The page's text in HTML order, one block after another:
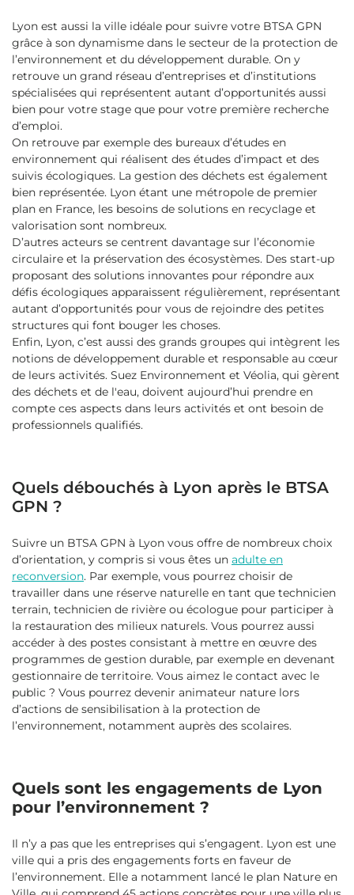
Lyon est aussi la ville idéale pour suivre votre BTSA GPN
grâce à son dynamisme dans le secteur de la protection de
l’environnement et du développement durable. On y
retrouve un grand réseau d’entreprises et d’institutions
spécialisées qui représentent autant d’opportunités aussi
bien pour votre stage que pour votre première recherche
d’emploi.
On retrouve par exemple des bureaux d’études en
environnement qui réalisent des études d’impact et des
suivis écologiques. La gestion des déchets est également
bien représentée. Lyon étant une métropole de premier
plan en France, les besoins de solutions en recyclage et
valorisation sont nombreux.
D’autres acteurs se centrent davantage sur l’économie
circulaire et la préservation des écosystèmes. Des start-up
proposant des solutions innovantes pour répondre aux
défis écologiques apparaissent régulièrement, représentant
autant d’opportunités pour vous de rejoindre des petites
structures qui font bouger les choses.
Enfin, Lyon, c’est aussi des grands groupes qui intègrent les
notions de développement durable et responsable au cœur
de leurs activités. Suez Environnement et Véolia, qui gèrent
des déchets et de l'eau, doivent aujourd’hui prendre en
compte ces aspects dans leurs activités et ont besoin de
professionnels qualifiés.
Quels débouchés à Lyon après le BTSA
GPN ?
Suivre un BTSA GPN à Lyon vous offre de nombreux choix
d’orientation, y compris si vous êtes un adulte en
reconversion. Par exemple, vous pourrez choisir de
travailler dans une réserve naturelle en tant que technicien
terrain, technicien de rivière ou écologue pour participer à
la restauration des milieux naturels. Vous pourrez aussi
accéder à des postes consistant à mettre en œuvre des
programmes de gestion durable, par exemple en devenant
gestionnaire de territoire. Vous aimez le contact avec le
public ? Vous pourrez devenir animateur nature lors
d’actions de sensibilisation à la protection de
l’environnement, notamment auprès des scolaires.
Quels sont les engagements de Lyon
pour l’environnement ?
Il n’y a pas que les entreprises qui s’engagent. Lyon est une
ville qui a pris des engagements forts en faveur de
l’environnement. Elle a notamment lancé le plan Nature en